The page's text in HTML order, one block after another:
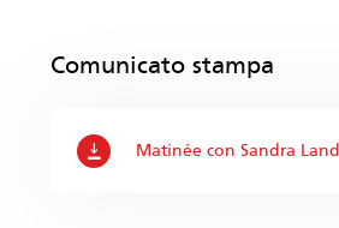
Comunicato stampa
Matinée con Sandra